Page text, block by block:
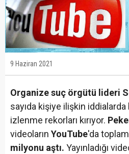
9 Haziran 2021
Organize suç örgütü lideri
sayıda kişiye ilişkin
izlenme rekorları kırıyor.
videoların YouTube'da
milyonu aştı. Yayınladığı